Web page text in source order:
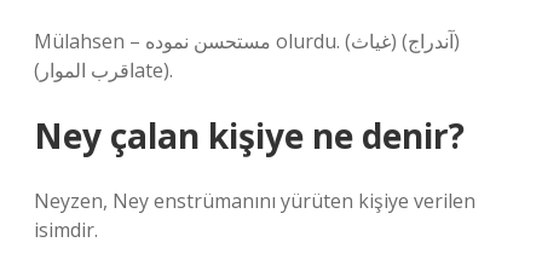
Mülahsen – مستحسن نموده olurdu. (غیاث) (آندراج)
(اقرب الموارate).
Ney çalan kişiye ne denir?
Neyzen, Ney enstrümanını yürüten kişiye verilen
isimdir.